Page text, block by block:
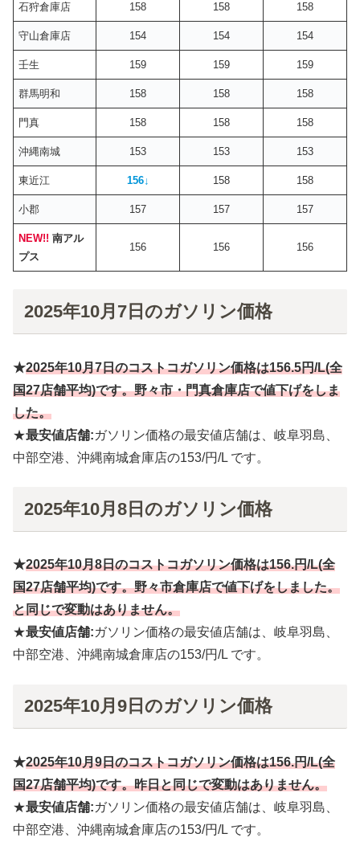
石狩倉庫店 158 158 158
守山倉庫店 154 154 154
壬生 159 159 159
群馬明和 158 158 158
門真 158 158 158
沖縄南城 153 153 153
東近江 156↓ 158 158
小郡 157 157 157
NEW!! 南アル
プス
156 156 156
2025年10月7日のガソリン価格
★2025年10月7日のコストコガソリン価格は156.5円/L(全
国27店舗平均)です。野々市・門真倉庫店で値下げをしま
した。
★最安値店舗:ガソリン価格の最安値店舗は、岐阜羽島、
中部空港、沖縄南城倉庫店の153/円/L です。
2025年10月8日のガソリン価格
★2025年10月8日のコストコガソリン価格は156.円/L(全
国27店舗平均)です。野々市倉庫店で値下げをしました。
と同じで変動はありません。
★最安値店舗:ガソリン価格の最安値店舗は、岐阜羽島、
中部空港、沖縄南城倉庫店の153/円/L です。
2025年10月9日のガソリン価格
★2025年10月9日のコストコガソリン価格は156.円/L(全
国27店舗平均)です。昨日と同じで変動はありません。
★最安値店舗:ガソリン価格の最安値店舗は、岐阜羽島、
中部空港、沖縄南城倉庫店の153/円/L です。